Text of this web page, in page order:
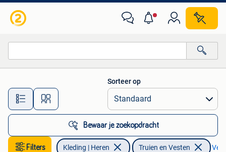
Alle afstanden…
Sorteer op
Bewaar je zoekopdracht
Filters Kleding | Heren Truien en Vesten